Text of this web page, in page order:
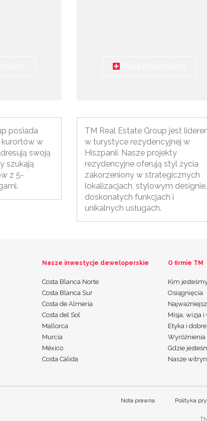
posiada
w
swoją
szukają
z 5-
TM Real Estate Group jest
w turystyce rezydencyjnej w
Hiszpanii. Nasze projekty
rezydencyjne oferują styl życia
zakorzeniony w strategicznych
lokalizacjach, stylowym designie,
doskonałych funkcjach i
unikalnych usługach.
Nasze inwestycje deweloperskie
Costa Blanca Norte
Costa Blanca Sur
Costa de Almería
Costa del Sol
Mallorca
Murcia
México
Costa Cálida
O firmie TM
Kim
Osiągnięcia
Misja, wizja i
Etyka i
Wyróżnienia
Gdzie
Nasze
Nota prawna Polityka